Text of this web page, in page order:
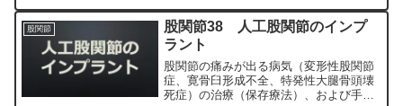
科専門医（人工関節手術を専門）の塗山
正宏が色々と説明します。
股関節
股関節38 人工股関節のインプ
ラント
股関節の痛みが出る病気（変形性股関節
症、寛骨臼形成不全、特発性大腿骨頭壊
死症）の治療（保存療法）、および手術